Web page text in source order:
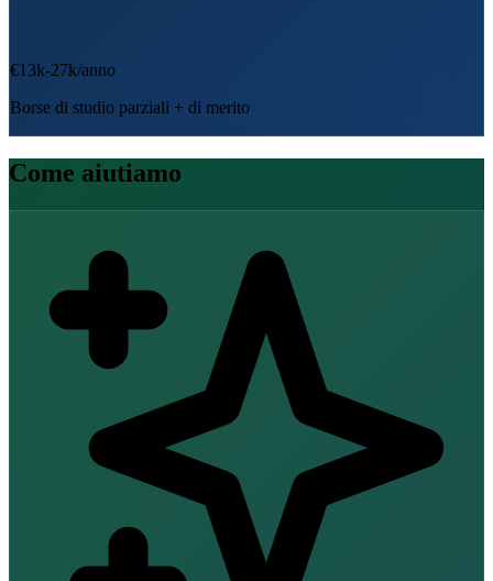
€13k-27k/anno
Borse di studio parziali + di merito
Come aiutiamo